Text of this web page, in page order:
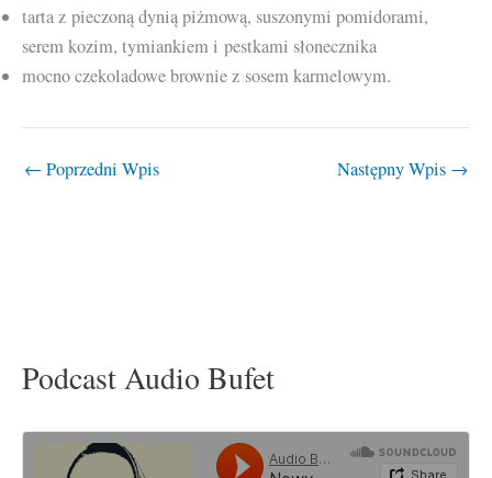
tarta z pieczoną dynią piżmową, suszonymi pomidorami,
serem kozim, tymiankiem i pestkami słonecznika
mocno czekoladowe brownie z sosem karmelowym.
← Poprzedni Wpis Następny Wpis →
Podcast Audio Bufet